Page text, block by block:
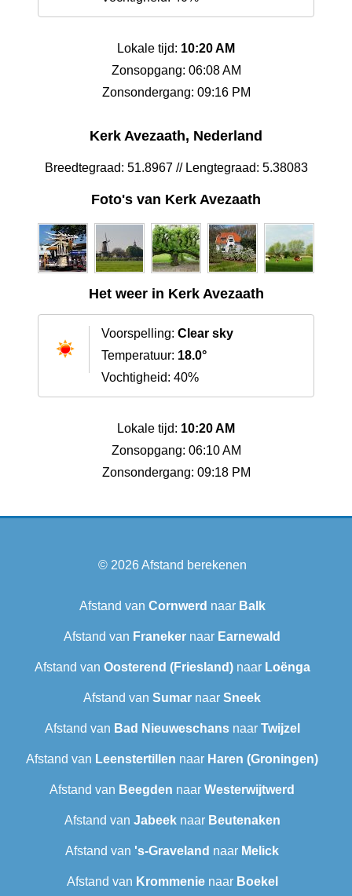
Lokale tijd: 10:20 AM
Zonsopgang: 06:08 AM
Zonsondergang: 09:16 PM
Kerk Avezaath, Nederland
Breedtegraad: 51.8967 // Lengtegraad: 5.38083
Foto's van Kerk Avezaath
Het weer in Kerk Avezaath
Voorspelling: Clear sky
Temperatuur: 18.0°
Vochtigheid: 40%
Lokale tijd: 10:20 AM
Zonsopgang: 06:10 AM
Zonsondergang: 09:18 PM
© 2026Afstand berekenen
Afstand van Cornwerd naar Balk
Afstand van Franeker naar Earnewald
Afstand van Oosterend (Friesland)naar Loënga
Afstand van Sumar naar Sneek‎
Afstand van Bad Nieuweschansnaar Twijzel
Afstand van Leenstertillen‎ naar Haren (Groningen)
Afstand van Beegden naar Westerwijtwerd
Afstand van Jabeeknaar Beutenaken
Afstand van 's-Graveland naar Melick
Afstand van Krommenienaar Boekel